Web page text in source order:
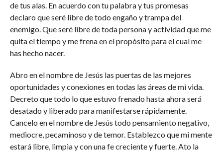
de tus alas. En acuerdo con tu palabra y tus promesas
declaro que seré libre de todo engaño y trampa del
enemigo. Que seré libre de toda persona y actividad que me
quita el tiempo y me frena en el propósito para el cual me
has hecho nacer.
Abro en el nombre de Jesús las puertas de las mejores
oportunidades y conexiones en todas las áreas de mi vida.
Decreto que todo lo que estuvo frenado hasta ahora será
desatado y liberado para manifestarse rápidamente.
Cancelo en el nombre de Jesús todo pensamiento negativo,
mediocre, pecaminoso y de temor. Establezco que mi mente
estará libre, limpia y con una fe creciente y fuerte. Ato la